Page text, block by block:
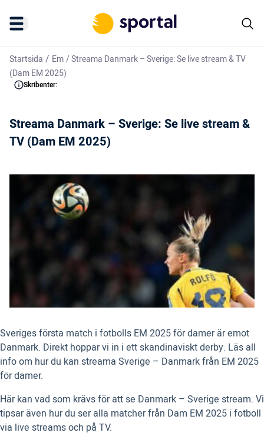
Startsida / Em/Streama Danmark – Sverige: Se live stream & TV
(Dam EM 2025)
Skribenter:
Streama Danmark – Sverige: Se live stream &
TV (Dam EM 2025)
Sveriges första match i fotbolls EM 2025 för damer är emot
Danmark. Direkt hoppar vi in i ett skandinaviskt derby. Läs all
info om hur du kan streama Sverige – Danmark från EM 2025
för damer.
Här kan vad som krävs för att se Danmark – Sverige stream. Vi
tipsar även hur du ser alla matcher från Dam EM 2025 i fotboll
via live streams och på TV.